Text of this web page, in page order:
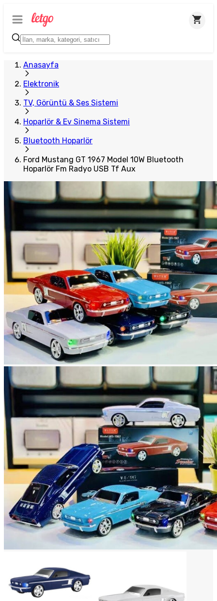
Anasayfa
Elektronik
TV, Görüntü & Ses Sistemi
Hoparlör & Ev Sinema Sistemi
Bluetooth Hoparlör
Ford Mustang GT 1967 Model 10W Bluetooth
Hoparlör Fm Radyo USB Tf Aux